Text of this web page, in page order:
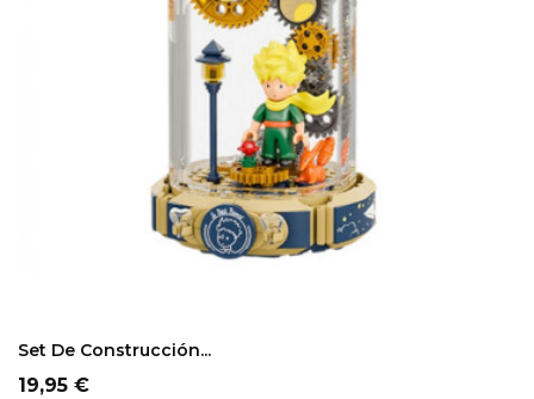
Set De Construcción...
Precio
19,95 €